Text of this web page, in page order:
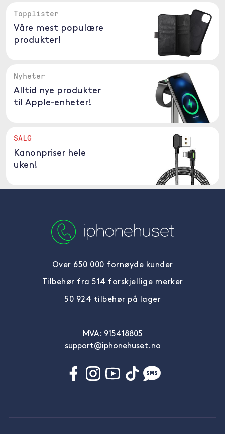
Topplister
Våre mest populære
produkter!
Nyheter
Alltid nye produkter
til Apple-enheter!
SALG
Kanonpriser hele
uken!
Over 650 000 fornøyde kunder
Tilbehør fra 514 forskjellige merker
50 924 tilbehør på lager
MVA: 915418805
support@iphonehuset.no